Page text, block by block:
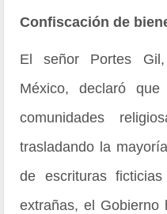
Confiscación de
El señor Portes
México, declaró
comunidades
trasladando la
de escrituras
extrañas, el